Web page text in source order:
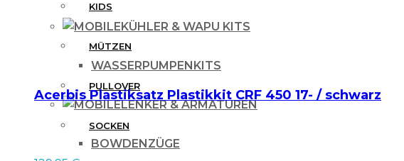
KÜHLER & WAPU KITS
WASSERPUMPENKITS
LENKER & ARMATUREN
BOWDENZÜGE
KIDS
MÜTZEN
PULLOVER
SOCKEN
Acerbis Plastiksatz Plastikkit CRF 450 17- / schwarz